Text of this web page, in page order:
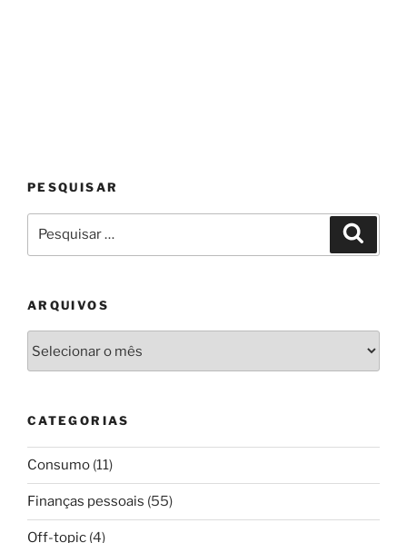
PESQUISAR
por:
ARQUIVOS
CATEGORIAS
Consumo (11)
Finanças pessoais (55)
Off-topic (4)